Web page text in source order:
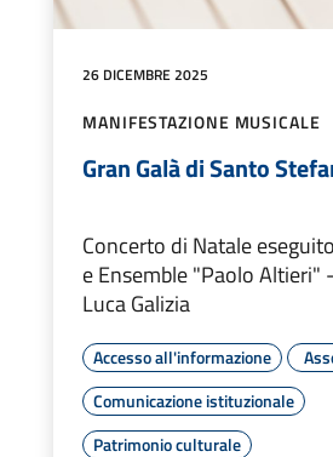
26 DICEMBRE 2025
MANIFESTAZIONE MUSICALE
Gran Galà di Santo
Concerto di Natale
e Ensemble "Paolo Altieri"
Luca Galizia
Accesso all'informazione
Comunicazione istituzionale
Patrimonio culturale